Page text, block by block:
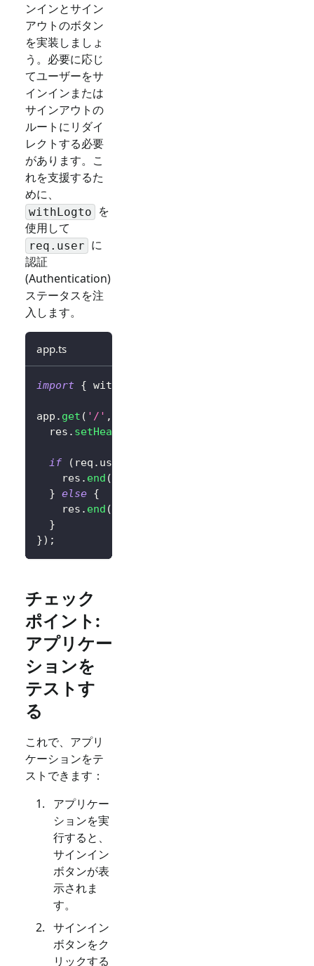
ンインとサイン
アウトのボタン
を実装しましょ
う。必要に応じ
てユーザーをサ
インインまたは
サインアウトの
ルートにリダイ
レクトする必要
があります。こ
れを支援するた
めに、
withLogto
を
使用して
req.user に
認証
(Authentication)
ステータスを注
入します。
app.ts
import { withLogto
app . get ( '/' ,
  res
. setHeader
if ( req . user
    res
. end (
} else {
    res
. end (
}
}) ;
チェック
ポイント:
アプリケー
ションを
テストす
る
これで、アプリ
ケーションをテ
ストできます：
アプリケー
ションを実
行すると、
サインイン
ボタンが表
示されま
す。
サインイン
ボタンをク
リックする